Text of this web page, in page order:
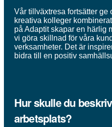
Vår tillväxtresa fortsätter ge
kreativa kolleger
på Adaptit skapar en härlig
vi göra skillnad för våra
verksamheter. Det är
bidra till en positiv
Hur skulle du
arbetsplats?